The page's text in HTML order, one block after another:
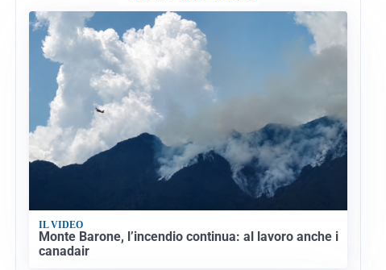
IL VIDEO
Monte Barone, l’incendio continua: al lavoro anche i
canadair